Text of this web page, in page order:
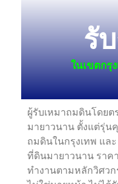
รั
ในเขตกรุ
ผู้รับเหมาถมดินโดย
มายาวนาน ตั้งแต่รุ่น
ถมดินในกรุงเทพ แล
ที่ดินมายาวนาน ราค
ทำงานตามหลักวิศวก